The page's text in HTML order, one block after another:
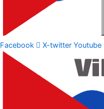
Facebook X-twitter Youtube